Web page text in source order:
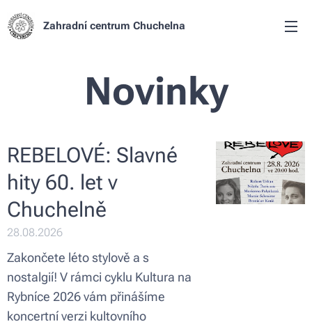
Zahradní centrum Chuchelna
Novinky
REBELOVÉ: Slavné
hity 60. let v
Chuchelně
28.08.2026
Zakončete léto stylově a s
nostalgií! V rámci cyklu Kultura na
Rybníce 2026 vám přinášíme
koncertní verzi kultovního